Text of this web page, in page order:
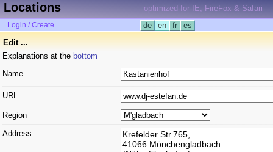
Locations optimized for IE, FireFox & Safari
Login / Create ... de en fr
es
Edit ...
Explanations at the bottom
Name
URL
Region
Address